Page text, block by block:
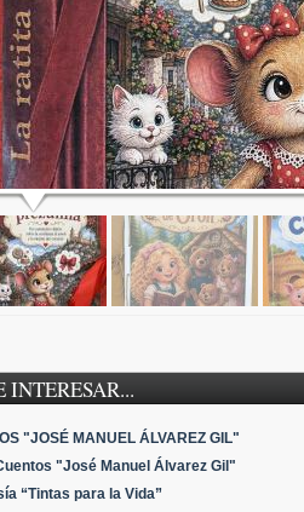
INTERESAR...
"JOSÉ MANUEL ÁLVAREZ GIL"
"José Manuel Álvarez Gil"
“Tintas para la Vida”